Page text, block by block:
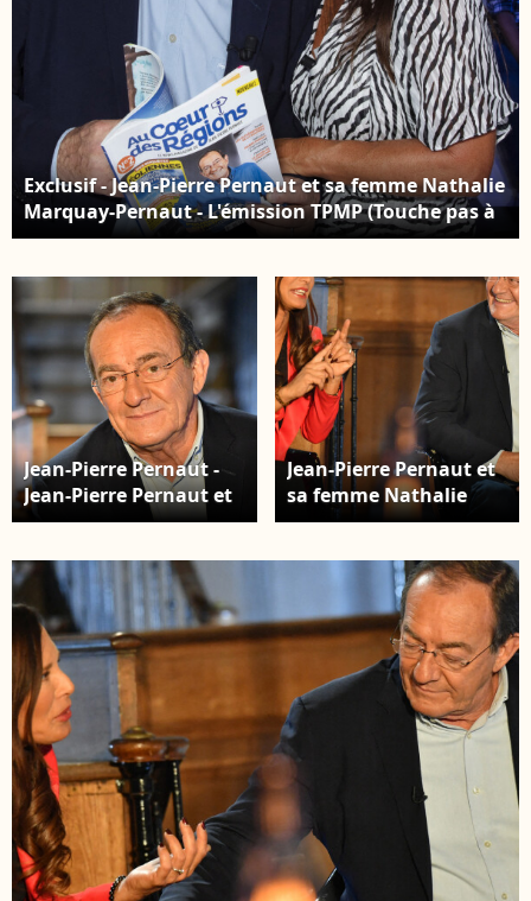
Exclusif - Jean-Pierre Pernaut et sa femme Nathalie
Marquay-Pernaut - L'émission TPMP (Touche pas à
Mon Poste) diffusée en direct le 31 Aout 2021 sur
presenter son magazine "Au Coeur des Régions"
(bimestriel) avec le soutien de son épouse Nathalie
Marquay-Pernaut - Paris le 31 Aout 2021 © Jack
Tribeca / Bestimage
Jean-Pierre Pernaut -
Jean-Pierre Pernaut et
sa femme Nathalie
l'enregistrement de
l'émission "Animaux
Stars" le 23 novembre
2021, qui sera diffusée
le 5 février 2022 sur la
chaine Animaux. ©
Veeren/Bestimage
Jean-Pierre Pernaut et
sa femme Nathalie
Marquay - Jean-Pierre
Nathalie Marquay lors
de l'enregistrement de
l'émission "Animaux
Stars" le 23 novembre
2021, qui sera diffusée
le 5 février 2022 sur la
chaine Animaux.
L'ancien présentateur
du journal de 13h vient
de révéler d'être
atteint d'un cancer du
poumon ©
Veeren/Bestimage